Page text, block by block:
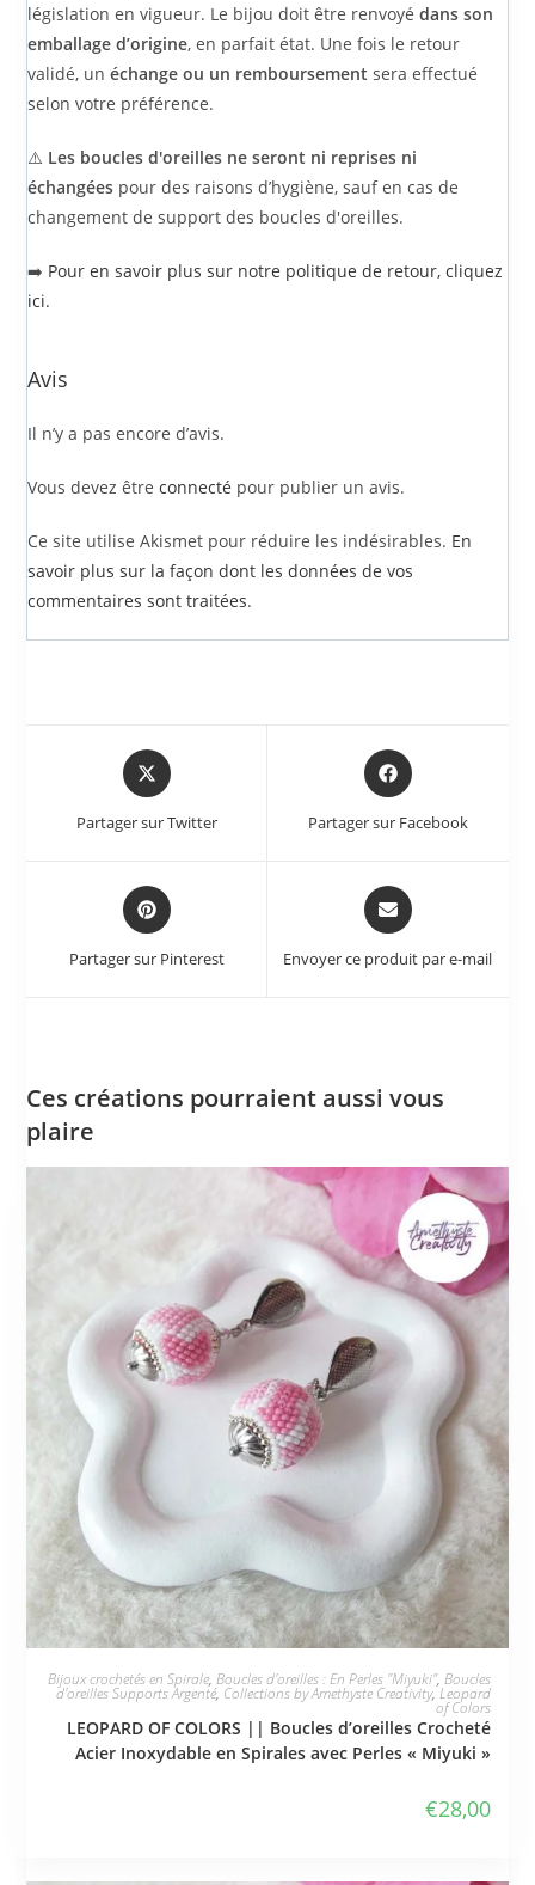
législation en vigueur. Le bijou doit être renvoyédans son
emballage d’origine, en parfait état. Une fois le retour
validé, unéchange ou un remboursement sera effectué
selon votre préférence.
⚠️ Les boucles d'oreilles ne seront ni reprises ni
échangées pour des raisons d’hygiène, sauf en cas de
changement de support des boucles d'oreilles.
➡️ Pour en savoir plus sur notre politique de retour, cliquez
ici.
Avis
Il n’y a pas encore d’avis.
Vous devez êtreconnecté pour publier un avis.
Ce site utilise Akismet pour réduire les indésirables. En
savoir plus sur la façon dont les données de vos
commentaires sont traitées.
Partager sur Twitter Partager sur Facebook
Partager sur Pinterest Envoyer ce produit par e-mail
Ces créations pourraient aussi vous
plaire
JE L'ADOPTE
Bijoux crochetés en Spirale, Boucles d'oreilles : En Perles "Miyuki", Boucles
d'oreilles Supports Argenté, Collections by Amethyste Creativity,Leopard
of Colors
LEOPARD OF COLORS || Boucles d’oreilles Crocheté
Acier Inoxydable en Spirales avec Perles « Miyuki »
€28,00